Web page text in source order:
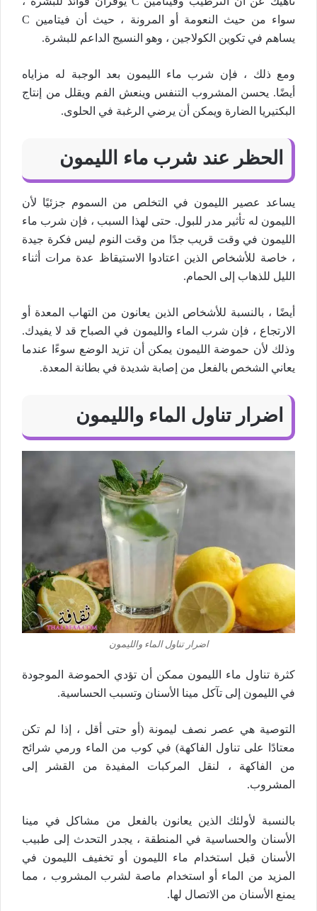
سواء من حيث النعومة أو المرونة ، حيث أن فيتامين C
يساهم في تكوين الكولاجين ، وهو النسيج الداعم للبشرة.
ومع ذلك ، فإن شرب ماء الليمون بعد الوجبة له مزاياه
أيضًا. يحسن المشروب التنفس وينعش الفم ويقلل من إنتاج
البكتيريا الضارة ويمكن أن يرضي الرغبة في الحلوى.
الحظر عند شرب ماء الليمون
يساعد عصير الليمون في التخلص من السموم جزئيًا لأن
الليمون له تأثير مدر للبول. حتى لهذا السبب ، فإن شرب ماء
الليمون في وقت قريب جدًا من وقت النوم ليس فكرة جيدة
، خاصة للأشخاص الذين اعتادوا الاستيقاظ عدة مرات أثناء
الليل للذهاب إلى الحمام.
أيضًا ، بالنسبة للأشخاص الذين يعانون من التهاب المعدة أو
الارتجاع ، فإن شرب الماء والليمون في الصباح قد لا يفيدك.
وذلك لأن حموضة الليمون يمكن أن تزيد الوضع سوءًا عندما
يعاني الشخص بالفعل من إصابة شديدة في بطانة المعدة.
اضرار تناول الماء والليمون
اضرار تناول الماء والليمون
كثرة تناول ماء الليمون ممكن أن تؤدي الحموضة الموجودة
في الليمون إلى تآكل مينا الأسنان وتسبب الحساسية.
التوصية هي عصر نصف ليمونة (أو حتى أقل ، إذا لم تكن
معتادًا على تناول الفاكهة) في كوب من الماء ورمي شرائح
من الفاكهة ، لنقل المركبات المفيدة من القشر إلى
المشروب.
بالنسبة لأولئك الذين يعانون بالفعل من مشاكل في مينا
الأسنان والحساسية في المنطقة ، يجدر التحدث إلى طبيب
الأسنان قبل استخدام ماء الليمون أو تخفيف الليمون في
المزيد من الماء أو استخدام ماصة لشرب المشروب ، مما
يمنع الأسنان من الاتصال لها.